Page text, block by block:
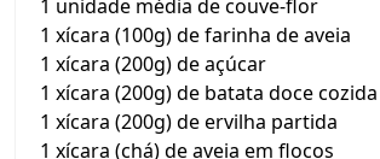
1 unidade média de couve-flor
1 xícara (100g) de farinha de aveia
1 xícara (200g) de açúcar
1 xícara (200g) de batata doce
1 xícara (200g) de ervilha partida
1 xícara (chá) de aveia em flocos